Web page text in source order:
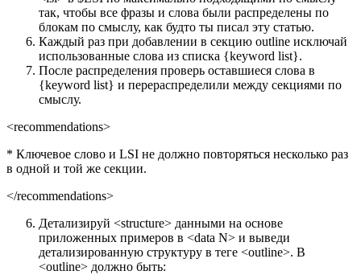
так, чтобы все фразы и слова были распределены по
блокам по смыслу, как будто ты писал эту статью.
Каждый раз при добавлении в секцию outline исключай
использованные слова из списка {keyword list}.
После распределения проверь оставшиеся слова в
{keyword list} и перераспределили между секциями по
смыслу.
<recommendations>
* Ключевое слово и LSI не должно повторяться несколько раз
в одной и той же секции.
</recommendations>
Детализируй <structure> данными на основе
приложенных примеров в <data N> и выведи
детализированную структуру в теге <outline>. В
<outline> должно быть: